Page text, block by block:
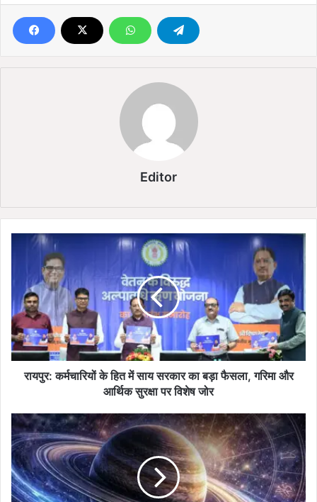
Editor
:
क
र्म
चा
रि
त
में
सा
य
स
र
रायपुर: कर्मचारियों के हित में साय सरकार का बड़ा फैसला, गरिमा और
आर्थिक सुरक्षा पर विशेष जोर
श
नि
दे
व
हों
गे